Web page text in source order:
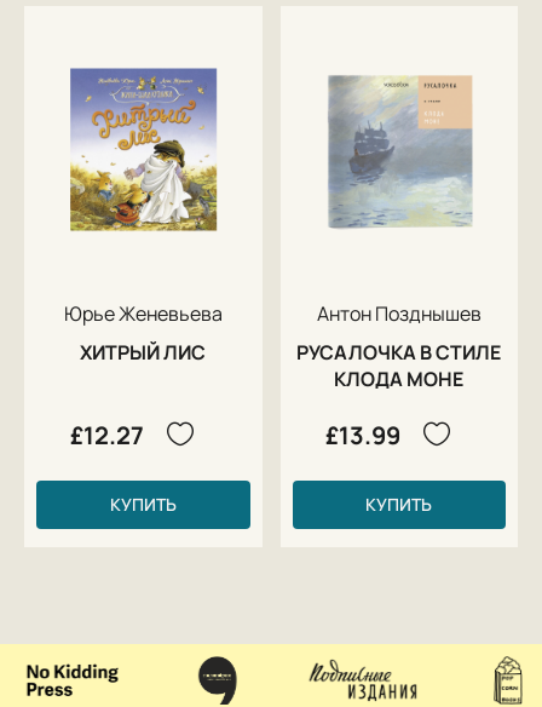
Юрье Женевьева
ХИТРЫЙ ЛИС
£12.27
КУПИТЬ
Антон Позднышев
РУСАЛОЧКА В СТИЛЕ
КЛОДА МОНЕ
£13.99
КУПИТЬ